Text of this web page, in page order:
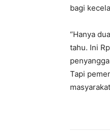
bagi
“Hanya
tahu. Ini Rp
Tapi